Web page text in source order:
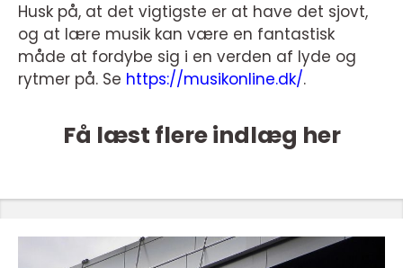
Husk på, at det vigtigste er at have det sjovt,
og at lære musik kan være en fantastisk
måde at fordybe sig i en verden af lyde og
rytmer på. Se https://musikonline.dk/.
Få læst flere indlæg her